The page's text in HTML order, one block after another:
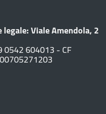
legale: Viale Amendola, 2
0542 604013 - CF